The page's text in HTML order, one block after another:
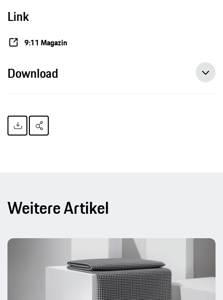
Link
9:11 Magazin
Download
Weitere Artikel